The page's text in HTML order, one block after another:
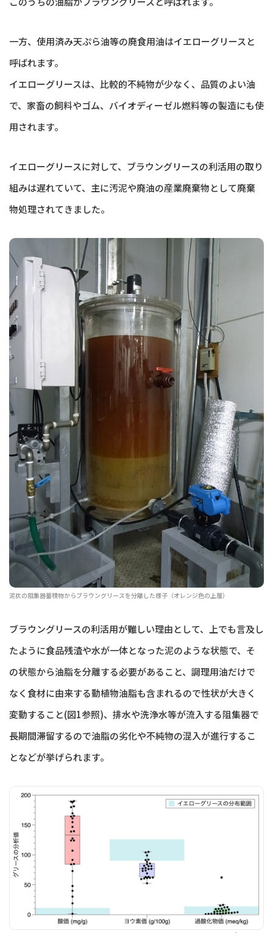
一方、使用済み天ぷら油等の廃食用油はイエローグリースと
呼ばれます。
イエローグリースは、比較的不純物が少なく、品質のよい油
で、家畜の飼料やゴム、バイオディーゼル燃料等の製造にも使
用されます。
イエローグリースに対して、ブラウングリースの利活用の取り
組みは遅れていて、主に汚泥や廃油の産業廃棄物として廃棄
物処理されてきました。
泥状の阻集器蓄積物からブラウングリースを分離した様子（オレンジ色の上層）
ブラウングリースの利活用が難しい理由として、上でも言及し
たように食品残渣や水が一体となった泥のような状態で、そ
の状態から油脂を分離する必要があること、調理用油だけで
なく食材に由来する動植物油脂も含まれるので性状が大きく
変動すること(図1参照)、排水や洗浄水等が流入する阻集器で
長期間滞留するので油脂の劣化や不純物の混入が進行するこ
となどが挙げられます。